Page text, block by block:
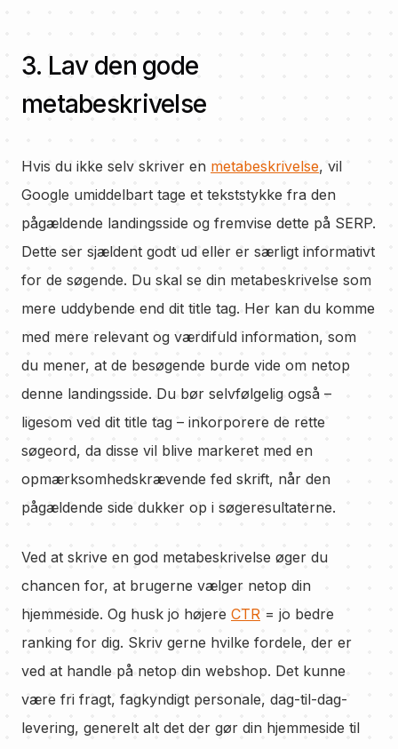
3. Lav den gode
metabeskrivelse
Hvis du ikke selv skriver en metabeskrivelse, vil
Google umiddelbart tage et tekststykke fra den
pågældende landingsside og fremvise dette på SERP.
Dette ser sjældent godt ud eller er særligt informativt
for de søgende. Du skal se din metabeskrivelse som
mere uddybende end dit title tag. Her kan du komme
med mere relevant og værdifuld information, som
du mener, at de besøgende burde vide om netop
denne landingsside. Du bør selvfølgelig også –
ligesom ved dit title tag – inkorporere de rette
søgeord, da disse vil blive markeret med en
opmærksomhedskrævende fed skrift, når den
pågældende side dukker op i søgeresultaterne.
Ved at skrive en god metabeskrivelse øger du
chancen for, at brugerne vælger netop din
hjemmeside. Og husk jo højere CTR = jo bedre
ranking for dig. Skriv gerne hvilke fordele, der er
ved at handle på netop din webshop. Det kunne
være fri fragt, fagkyndigt personale, dag-til-dag-
levering, generelt alt det der gør din hjemmeside til